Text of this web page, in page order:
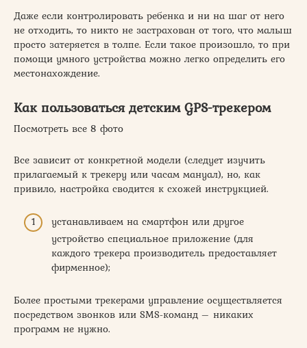
Даже если контролировать ребенка и ни на шаг от него
не отходить, то никто не застрахован от того, что малыш
просто затеряется в толпе. Если такое произошло, то при
помощи умного устройства можно легко определить его
местонахождение.
Как пользоваться детским GPS-трекером
Посмотреть все 8 фото
Все зависит от конкретной модели (следует изучить
прилагаемый к трекеру или часам мануал), но, как
привило, настройка сводится к схожей инструкцией.
устанавливаем на смартфон или другое
устройство специальное приложение (для
каждого трекера производитель предоставляет
фирменное);
Более простыми трекерами управление осуществляется
посредством звонков или SMS-команд – никаких
программ не нужно.